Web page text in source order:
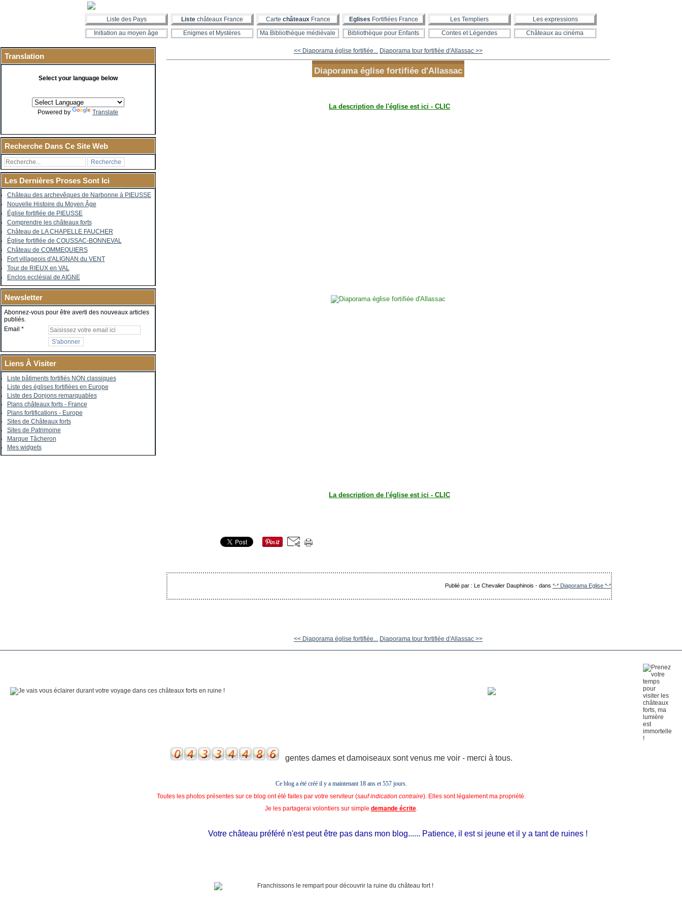
Liste des Pays Liste châteaux France Carte châteauxFrance Eglises Fortifiées France Les Templiers
Les expressions
Initiation au moyen âge
Enigmes et Mystères Ma Bibliothèque médiévale Bibliothèque pour Enfants Contes et Légendes Châteaux au cinéma
Translation
Select your language below
Powered by Translate
Recherche Dans Ce Site Web
Les Dernières Proses Sont Ici
Château des archevêques de Narbonne à PIEUSSE
Nouvelle Histoire du Moyen Âge
Église fortifiée de PIEUSSE
Comprendre les châteaux forts
Château de LA CHAPELLE FAUCHER
Église fortifiée de COUSSAC-BONNEVAL
Château de COMMEQUIERS
Fort villageois d'ALIGNAN du VENT
Tour de RIEUX en VAL
Enclos ecclésial de AIGNE
Newsletter
Abonnez-vous pour être averti des nouveaux articles
publiés.
Email
Liens À Visiter
Liste bâtiments fortifiés NON classiques
Liste des églises fortifiées en Europe
Liste des Donjons remarquables
Plans châteaux forts - France
Plans fortifications - Europe
Sites de Châteaux forts
Sites de Patrimoine
Marque Tâcheron
Mes widgets
<< Diaporama église fortifiée... Diaporama tour fortifiée d'Allassac >>
Diaporama église fortifiée d'Allassac
La description de l'église est ici - CLIC
La description de l'église est ici - CLIC
Publié par : Le Chevalier Dauphinois -dans *-* Diaporama Eglise *-*
<< Diaporama église fortifiée... Diaporama tour fortifiée d'Allassac >>
gentes dames et damoiseaux sont venus me voir - merci à tous.
Ce blog a été créé il y a maintenant 18 ans et557 jours.
Toutes les photos présentes sur ce blog ont été faites par votre serviteur (sauf indication contraire). Elles sont légalement ma propriété.
Je les partagerai volontiers sur simple demande écrite.
Votre château préféré n'est peut être pas dans mon blog...... Patience, il est si jeune et il y a tant de ruines !